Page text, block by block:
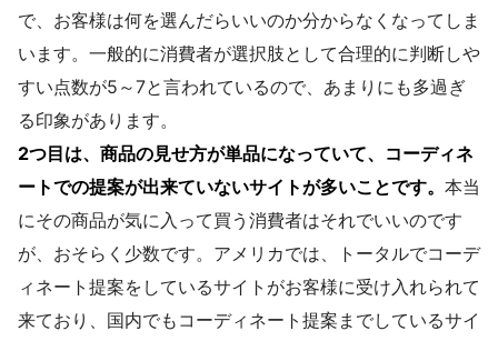
で、お客様は何を選んだらいいのか分からなくなってしま
います。一般的に消費者が選択肢として合理的に判断しや
すい点数が5～7と言われているので、あまりにも多過ぎ
る印象があります。
2つ目は、商品の見せ方が単品になっていて、コーディネ
ートでの提案が出来ていないサイトが多いことです。 本当
にその商品が気に入って買う消費者はそれでいいのです
が、おそらく少数です。アメリカでは、トータルでコーデ
ィネート提案をしているサイトがお客様に受け入れられて
来ており、国内でもコーディネート提案までしているサイ